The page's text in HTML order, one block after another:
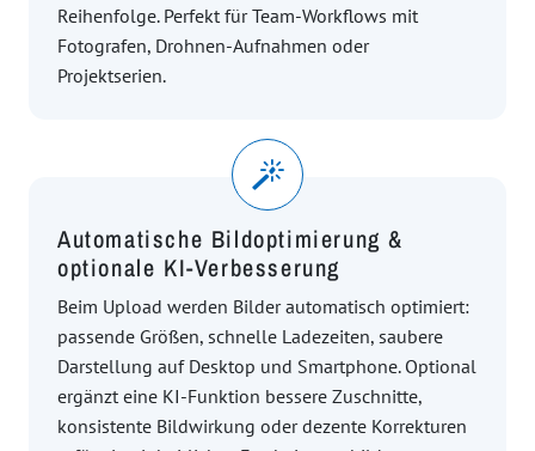
Reihenfolge. Perfekt für Team-Workflows mit
Fotografen, Drohnen-Aufnahmen oder
Projektserien.
Automatische Bildoptimierung &
optionale KI-Verbesserung
Beim Upload werden Bilder automatisch optimiert:
passende Größen, schnelle Ladezeiten, saubere
Darstellung auf Desktop und Smartphone. Optional
ergänzt eine KI-Funktion bessere Zuschnitte,
konsistente Bildwirkung oder dezente Korrekturen